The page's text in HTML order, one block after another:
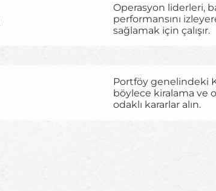
Operasyon liderleri,
performansını
sağlamak için çalışır.
Portföy genelindeki
böylece kiralama ve
odaklı kararlar alın.